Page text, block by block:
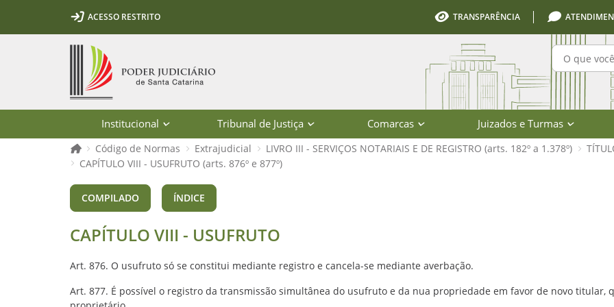
Ir para o conteúdo
Ir para a ferramenta de acessibilidade - Rybená
Ir para o menu principal
Ir para a pesquisa
Ir para o rodapé
Ir para a página inicialACESSO RESTRITO TRANSPARÊNCIA
Institucional Tribunal de Justiça Comarcas Juizados e Turmas
Página inicial
Código de Normas Extrajudicial LIVRO III - SERVIÇOS NOTARIAIS E DE REGISTRO (arts. 182º a 1.378º)
CAPÍTULO VIII - USUFRUTO (arts. 876º e 877º)
CAPÍTULO VIII - USUFRUTO (arts. 876º e 877º) - Código de Normas -
COMPILADO ÍNDICE
CAPÍTULO VIII - USUFRUTO
Art. 876. O usufruto só se constitui mediante registro e cancela-se mediante averbação.
Art. 877. É possível o registro da transmissão simultânea do usufruto e da nua propriedade em favor de novo titular,